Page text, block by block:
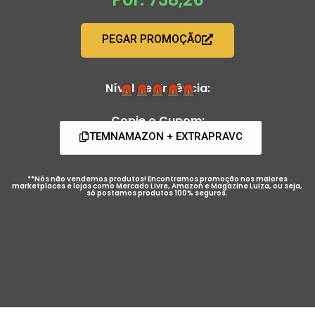
PEGAR PROMOÇÃO
Nível de Urgência:
Copie o Cupom:
TEMNAMAZON + EXTRAPRAVC
**Nós não vendemos produtos! Encontramos promoção nos maiores
marketplaces e lojas como Mercado Livre, Amazon e Magazine Luiza, ou seja,
só postamos produtos 100% seguros.